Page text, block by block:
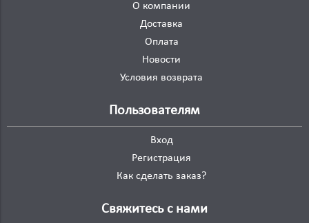
О компании
Доставка
Оплата
Новости
Условия возврата
Пользователям
Вход
Регистрация
Как сделать заказ?
Свяжитесь с нами